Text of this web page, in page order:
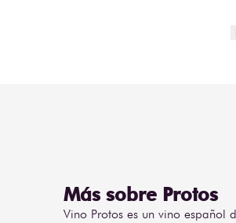
a seguir disfrutando. Es un vino
Más sobre Protos
Vino Protos es un vino español